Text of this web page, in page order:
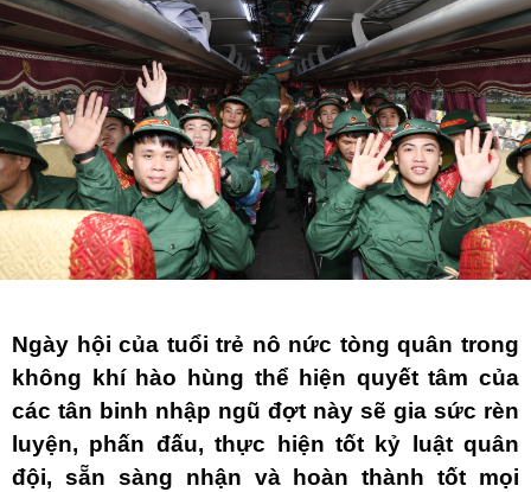
Ngày hội của tuổi trẻ nô nức tòng quân trong
không khí hào hùng thể hiện quyết tâm của
các tân binh nhập ngũ đợt này sẽ gia sức rèn
luyện, phấn đấu, thực hiện tốt kỷ luật quân
đội, sẵn sàng nhận và hoàn thành tốt mọi